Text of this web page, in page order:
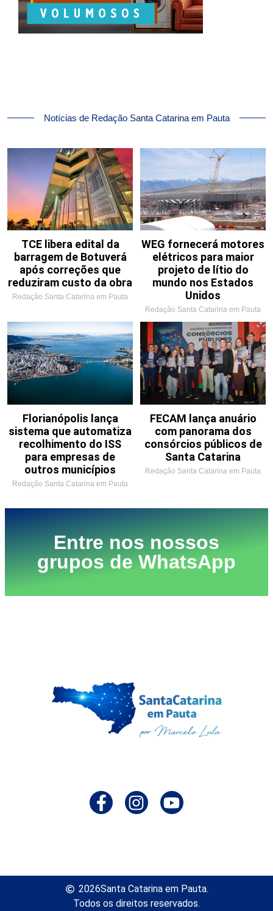
Notícias de Redação Santa Catarina em Pauta
TCE libera edital da
barragem de Botuverá
após correções que
reduziram custo da obra
Redação Santa Catarina em Pauta
WEG fornecerá motores
elétricos para maior
projeto de lítio do
mundo nos Estados
Unidos
Redação Santa Catarina em Pauta
Florianópolis lança
sistema que automatiza
recolhimento do ISS
para empresas de
outros municípios
Redação Santa Catarina em Pauta
FECAM lança anuário
com panorama dos
consórcios públicos de
Santa Catarina
Redação Santa Catarina em Pauta
Entre nos nossos
grupos de WhatsApp
2026Santa Catarina em Pauta.
Todos os direitos reservados.